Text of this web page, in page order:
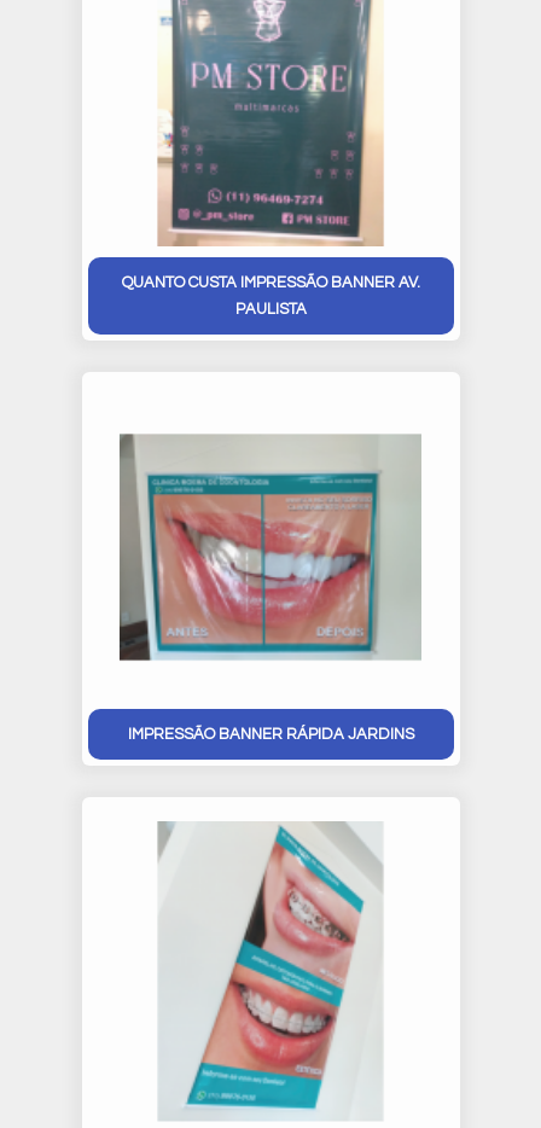
QUANTO CUSTA IMPRESSÃO BANNER AV.
PAULISTA
IMPRESSÃO BANNER RÁPIDA JARDINS